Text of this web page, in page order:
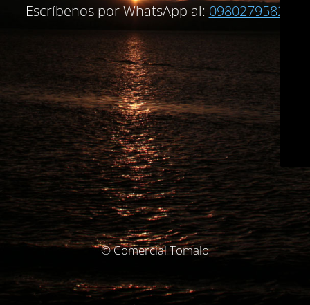
Escríbenos por WhatsApp al: 0980279582
© Comercial Tomalo